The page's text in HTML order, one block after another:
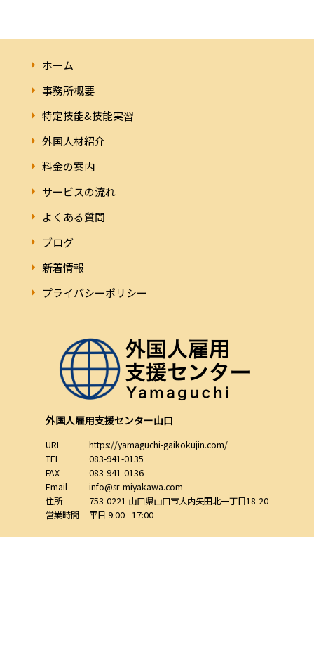
ホーム
事務所概要
特定技能&技能実習
外国人材紹介
料金の案内
サービスの流れ
よくある質問
ブログ
新着情報
プライバシーポリシー
外国人雇用支援センター山口
URL
https://yamaguchi-gaikokujin.com/
TEL
083-941-0135
FAX
083-941-0136
Email
info@sr-miyakawa.com
住所
753-0221 山口県山口市大内矢田北一丁目18-20
営業時間
平日 9:00 - 17:00